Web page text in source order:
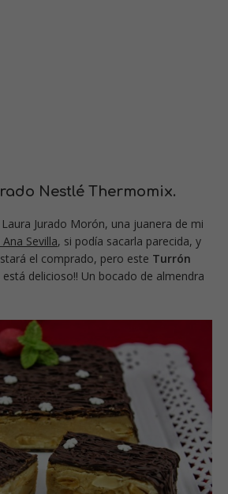
Nestlé Thermomix.
Jurado Morón, una juanera de mi
Sevilla, si podía sacarla parecida, y
el comprado, pero este Turrón
está delicioso!! Un bocado de almendra